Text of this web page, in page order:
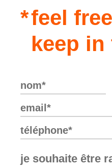
feel
keep in
je souhaite être